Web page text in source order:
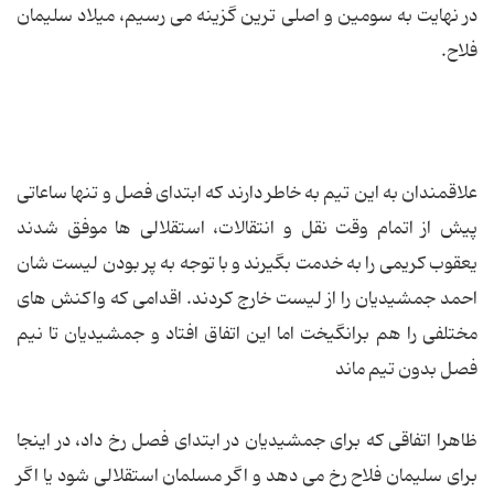
در نهایت به سومین و اصلی ترین گزینه می رسیم، میلاد سلیمان
فلاح.
علاقمندان به این تیم به خاطر دارند که ابتدای فصل و تنها ساعاتی
پیش از اتمام وقت نقل و انتقالات، استقلالی ها موفق شدند
یعقوب کریمی را به خدمت بگیرند و با توجه به پر بودن لیست شان
احمد جمشیدیان را از لیست خارج کردند. اقدامی که واکنش های
مختلفی را هم برانگیخت اما این اتفاق افتاد و جمشیدیان تا نیم
فصل بدون تیم ماند
ظاهرا اتفاقی که برای جمشیدیان در ابتدای فصل رخ داد، در اینجا
برای سلیمان فلاح رخ می دهد و اگر مسلمان استقلالی شود یا اگر